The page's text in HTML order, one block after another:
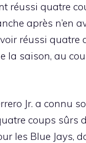
réussi quatre
après n’en
réussi quatre
la saison, au
Jr. a connu
coups sûrs
les Blue Jays,